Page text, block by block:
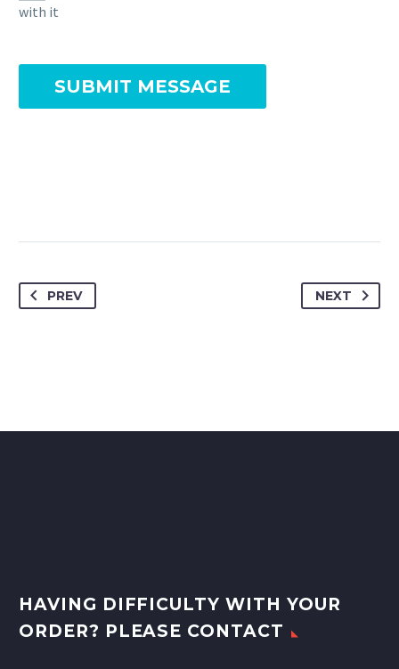
with it
PREV NEXT
HAVING DIFFICULTY WITH YOUR
ORDER? PLEASE CONTACT